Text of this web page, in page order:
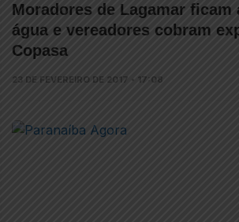
Moradores de Lagamar ficam
água e vereadores cobram
Copasa
23 DE FEVEREIRO DE 2017 • 17:08